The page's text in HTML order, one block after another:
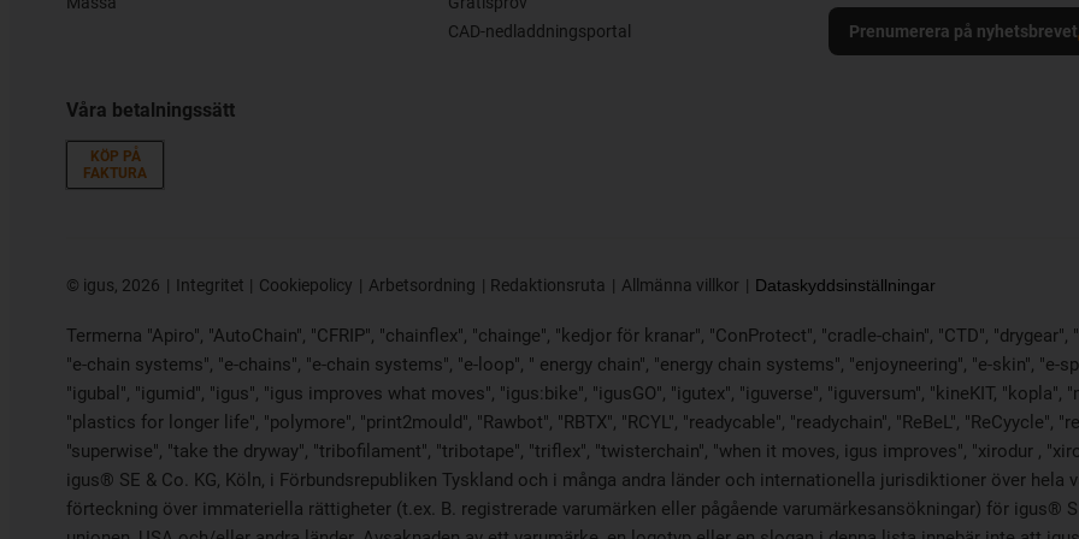
Våra betalningssätt
KÖP PÅ
FAKTURA
CAD-nedladdningsportal
Prenumerera på nyhetsbrevet
© igus, 2026 Integritet Cookiepolicy Arbetsordning Redaktionsruta Allmänna villkor Dataskyddsinställningar
Termerna "Apiro", "AutoChain", "CFRIP", "chainflex", "chainge", "kedjor för kranar", "ConProtect", "cradle-chain", "CTD", "drygear",
"e-chain systems", "e-chains", "e-chain systems", "e-loop", " energy chain", "energy chain systems", "enjoyneering", "e-skin", "e-
"igubal", "igumid", "igus", "igus improves what moves", "igus:bike", "igusGO", "igutex", "iguverse", "iguversum", "kineKIT,
"plastics for longer life", "polymore", "print2mould", "Rawbot", "RBTX", "RCYL", "readycable", "readychain", "ReBeL", "ReCyycle",
"superwise", "take the dryway", "tribofilament", "tribotape", "triflex", "twisterchain", "when it moves, igus improves", "xirodur ,
igus® SE & Co. KG, Köln, i Förbundsrepubliken Tyskland och i många andra länder och internationella jurisdiktioner över
förteckning över immateriella rättigheter (t.ex. B. registrerade varumärken eller pågående varumärkesansökningar) för igus®